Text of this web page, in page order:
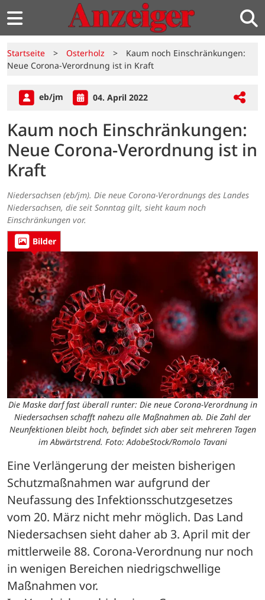
Startseite > Osterholz >
Kaum noch Einschränkungen:
Neue Corona-Verordnung ist in Kraft
eb/jm 04. April 2022
Kaum noch Einschränkungen:
Neue Corona-Verordnung ist in
Kraft
Niedersachsen (eb/jm). Die neue Corona-Verordnungs des Landes
Niedersachsen, die seit Sonntag gilt, sieht kaum noch
Einschränkungen vor.
Bilder
Die Maske darf fast überall runter: Die neue Corona-Verordnung in
Niedersachsen schafft nahezu alle Maßnahmen ab. Die Zahl der
Neunfektionen bleibt hoch, befindet sich aber seit mehreren Tagen
im Abwärtstrend. Foto: AdobeStock/Romolo Tavani
Eine Verlängerung der meisten bisherigen
Schutzmaßnahmen war aufgrund der
Neufassung des Infektionsschutzgesetzes
vom 20. März nicht mehr möglich. Das Land
Niedersachsen sieht daher ab 3. April mit der
mittlerweile 88. Corona-Verordnung nur noch
in wenigen Bereichen niedrigschwellige
Maßnahmen vor.